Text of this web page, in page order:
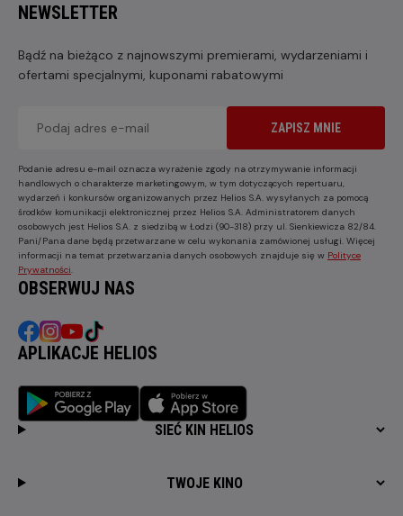
NEWSLETTER
Bądź na bieżąco z najnowszymi premierami, wydarzeniami i
ofertami specjalnymi, kuponami rabatowymi
ZAPISZ MNIE
Podanie adresu e-mail oznacza wyrażenie zgody na otrzymywanie informacji
handlowych o charakterze marketingowym, w tym dotyczących repertuaru,
wydarzeń i konkursów organizowanych przez Helios S.A. wysyłanych za pomocą
środków komunikacji elektronicznej przez Helios S.A. Administratorem danych
osobowych jest Helios S.A. z siedzibą w Łodzi (90-318) przy ul. Sienkiewicza 82/84.
Pani/Pana dane będą przetwarzane w celu wykonania zamówionej usługi. Więcej
informacji na temat przetwarzania danych osobowych znajduje się w Polityce
Prywatności
OBSERWUJ NAS
APLIKACJE HELIOS
SIEĆ KIN HELIOS
TWOJE KINO